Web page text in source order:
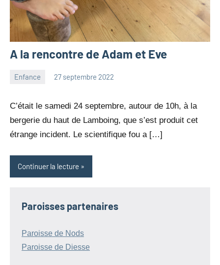
A la rencontre de Adam et Eve
Enfance 27 septembre 2022
C’était le samedi 24 septembre, autour de 10h, à la
bergerie du haut de Lamboing, que s’est produit cet
étrange incident. Le scientifique fou a […]
Continuer la lecture
Paroisses partenaires
Paroisse de Nods
Paroisse de Diesse